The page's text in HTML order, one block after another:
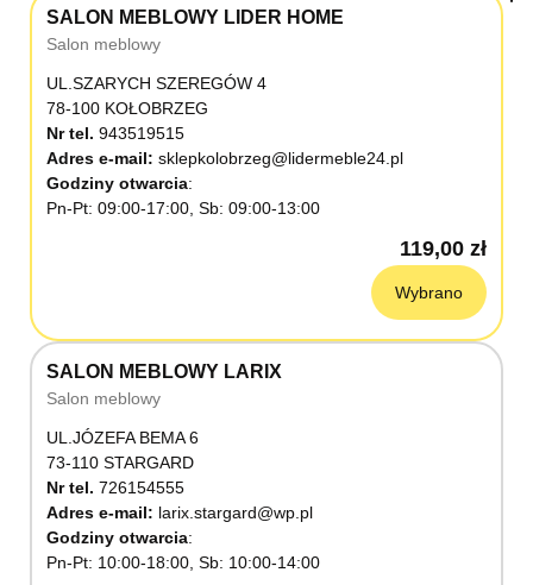
SALON MEBLOWY LIDER HOME
Salon meblowy
UL.SZARYCH SZEREGÓW 4
78-100 KOŁOBRZEG
Nr tel. 943519515
Adres e-mail: sklepkolobrzeg@lidermeble24.pl
Godziny otwarcia
Pn-Pt: 09:00-17:00, Sb: 09:00-13:00
119,00 zł
Wybrano
SALON MEBLOWY LARIX
Salon meblowy
UL.JÓZEFA BEMA 6
73-110 STARGARD
Nr tel. 726154555
Adres e-mail: larix.stargard@wp.pl
Godziny otwarcia
Pn-Pt: 10:00-18:00, Sb: 10:00-14:00